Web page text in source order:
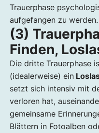
Trauerphase
aufgefangen zu werden.
(3)
Finden,
Die dritte Trauerphase
(idealerweise) ein
setzt sich intensiv mit
verloren hat,
gemeinsame
Blättern in Fotoalben